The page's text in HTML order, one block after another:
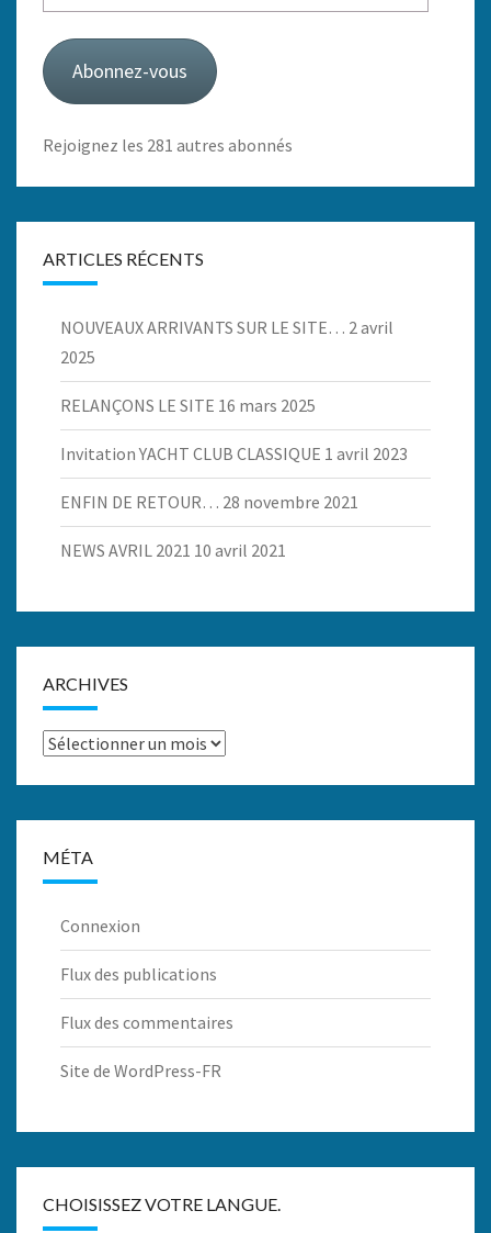
e-
mail
Abonnez-vous
Rejoignez les 281 autres abonnés
ARTICLES RÉCENTS
NOUVEAUX ARRIVANTS SUR LE SITE… 2 avril
2025
RELANÇONS LE SITE 16 mars 2025
Invitation YACHT CLUB CLASSIQUE 1 avril 2023
ENFIN DE RETOUR… 28 novembre 2021
NEWS AVRIL 2021 10 avril 2021
ARCHIVES
Archives
MÉTA
Connexion
Flux des publications
Flux des commentaires
Site de WordPress-FR
CHOISISSEZ VOTRE LANGUE.